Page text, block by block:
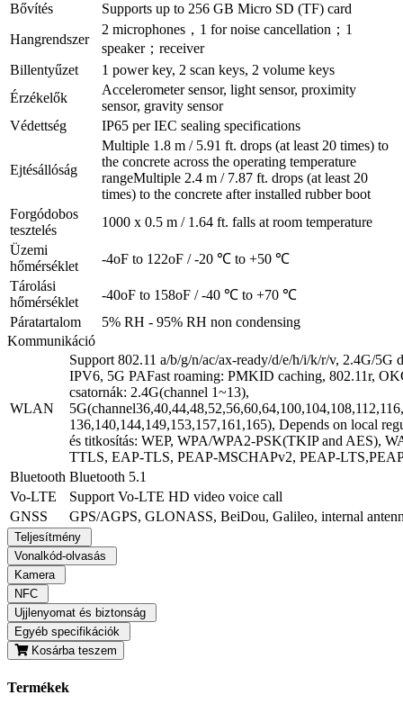
Bővítés
Supports up to 256 GB Micro SD (TF) card
Hangrendszer
2 microphones，1 for noise cancellation；1
speaker；receiver
Billentyűzet
1 power key, 2 scan keys, 2 volume keys
Érzékelők
Accelerometer sensor, light sensor, proximity
sensor, gravity sensor
Védettség
IP65 per IEC sealing specifications
Ejtésállóság
Multiple 1.8 m / 5.91 ft. drops (at least 20 times) to
the concrete across the operating temperature
rangeMultiple 2.4 m / 7.87 ft. drops (at least 20
times) to the concrete after installed rubber boot
Forgódobos
tesztelés
1000 x 0.5 m / 1.64 ft. falls at room temperature
Üzemi
hőmérséklet
-4oF to 122oF / -20 ℃ to +50 ℃
Tárolási
hőmérséklet
-40oF to 158oF / -40 ℃ to +70 ℃
Páratartalom
5% RH - 95% RH non condensing
Kommunikáció
WLAN
Support 802.11 a/b/g/n/ac/ax-ready/d/e/h/i/k/r/v, 2.4G/5G
IPV6, 5G PAFast roaming: PMKID caching, 802.11r,
csatornák: 2.4G(channel 1~13),
136,140,144,149,153,157,161,165), Depends on local
és titkosítás: WEP, WPA/WPA2-PSK(TKIP and AES),
TTLS, EAP-TLS, PEAP-MSCHAPv2, PEAP-
Bluetooth Bluetooth 5.1
Vo-LTE
Support Vo-LTE HD video voice call
GNSS
GPS/AGPS, GLONASS, BeiDou, Galileo, internal
Teljesítmény
Vonalkód-olvasás
Kamera
NFC
Ujjlenyomat és biztonság
Egyéb specifikációk
Kosárba teszem
Termékek